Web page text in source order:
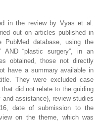
in the review by Vyas et al.
out on articles published in
database, using the
AND “plastic surgery”, in an
obtained, those not directly
have a summary available in
They were excluded case
did not relate to the guiding
assistance), review studies
date of submission to the
on the theme, which was